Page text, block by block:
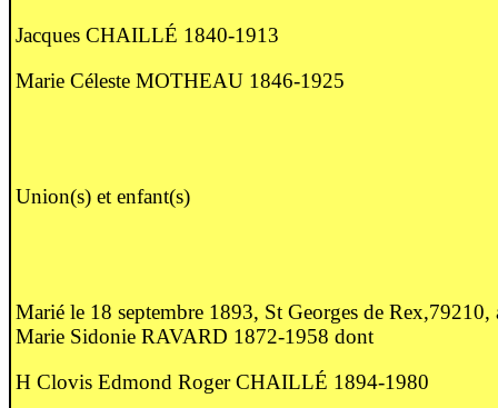
Jacques CHAILLÉ 1840-1913
Marie Céleste MOTHEAU 1846-1925
Union(s) et enfant(s)
Marié le 18 septembre 1893, St Georges de Rex,79210,
Marie Sidonie RAVARD 1872-1958 dont
H Clovis Edmond Roger CHAILLÉ 1894-1980